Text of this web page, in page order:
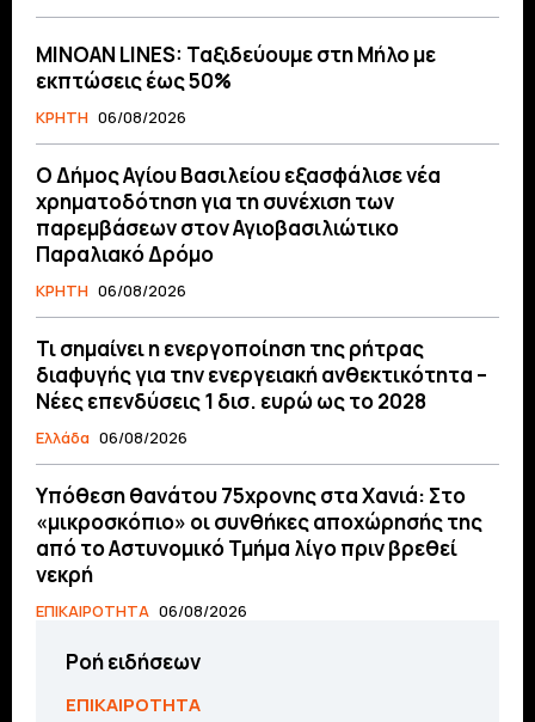
MINOAN LINES: Ταξιδεύουμε στη Μήλο με
εκπτώσεις έως 50%
ΚΡΗΤΗ 06/08/2026
O Δήμος Αγίου Βασιλείου εξασφάλισε νέα
χρηματοδότηση για τη συνέχιση των
παρεμβάσεων στον Αγιοβασιλιώτικο
Παραλιακό Δρόμο
ΚΡΗΤΗ 06/08/2026
Τι σημαίνει η ενεργοποίηση της ρήτρας
διαφυγής για την ενεργειακή ανθεκτικότητα –
Νέες επενδύσεις 1 δισ. ευρώ ως το 2028
Ελλάδα 06/08/2026
Υπόθεση θανάτου 75χρονης στα Χανιά: Στο
«μικροσκόπιο» οι συνθήκες αποχώρησής της
από το Αστυνομικό Τμήμα λίγο πριν βρεθεί
νεκρή
ΕΠΙΚΑΙΡΟΤΗΤΑ 06/08/2026
Ροή ειδήσεων
ΕΠΙΚΑΙΡΟΤΗΤΑ